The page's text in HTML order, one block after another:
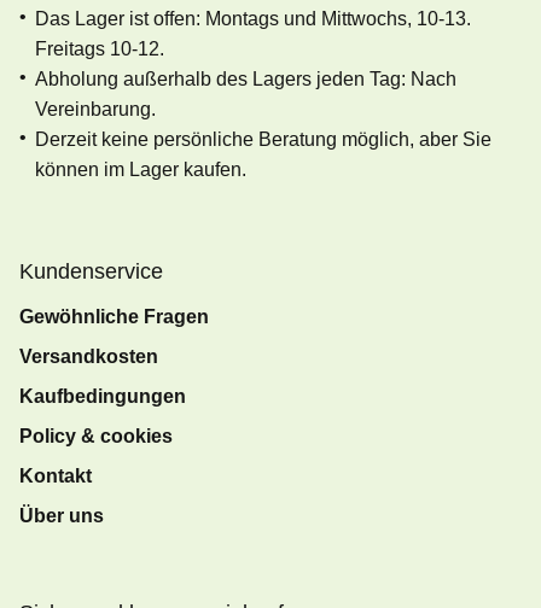
Das Lager ist offen: Montags und Mittwochs, 10-13.
Freitags 10-12.
Abholung außerhalb des Lagers jeden Tag: Nach
Vereinbarung.
Derzeit keine persönliche Beratung möglich, aber Sie
können im Lager kaufen.
Kundenservice
Gewöhnliche Fragen
Versandkosten
Kaufbedingungen
Policy & cookies
Kontakt
Über uns